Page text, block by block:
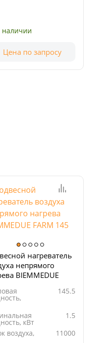
наличии
Цена по запросу
нагреватель
непрямого
BIEMMEDUE
145.5
кВт
1.5
воздуха,
11000